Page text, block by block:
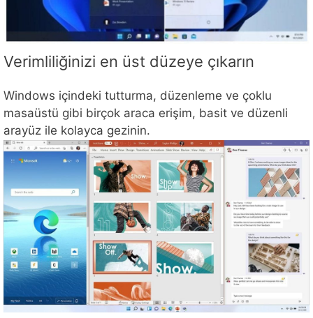
Verimliliğinizi en üst düzeye çıkarın
Windows içindeki tutturma, düzenleme ve çoklu
masaüstü gibi birçok araca erişim, basit ve düzenli
arayüz ile kolayca gezinin.